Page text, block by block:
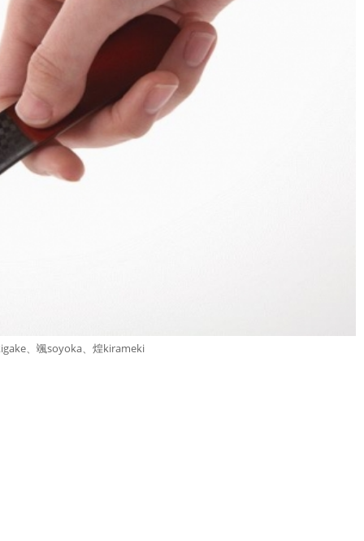
、颯soyoka、煌kirameki